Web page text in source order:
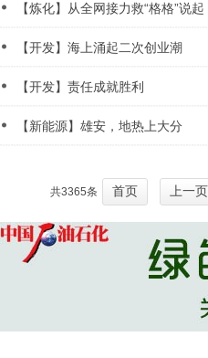
【炼化】从全网接力救“格格”说起
【开发】海上涌起二次创业潮
【开发】责任成就胜利
【新能源】雄安，地热上大分
共3365条 首页 上一页